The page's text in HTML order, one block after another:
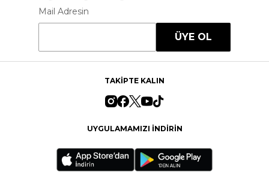
Mail Adresin
ÜYE OL
TAKİPTE KALIN
UYGULAMAMIZI İNDİRİN